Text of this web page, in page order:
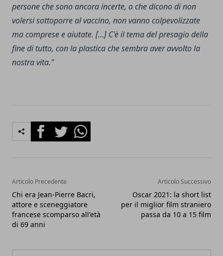
persone che sono ancora incerte, o che dicono di non
volersi sottoporre al vaccino, non vanno colpevolizzate
ma comprese e aiutate. [...] C'è il tema del presagio della
fine di tutto, con la plastica che sembra aver avvolto la
nostra vita."
FacebookTwitterWhatsapp
Articolo Precedente
Chi era Jean-Pierre Bacri,
attore e sceneggiatore
francese scomparso all'età
di 69 anni
Articolo Successivo
Oscar 2021: la short list
per il miglior film straniero
passa da 10 a 15 film